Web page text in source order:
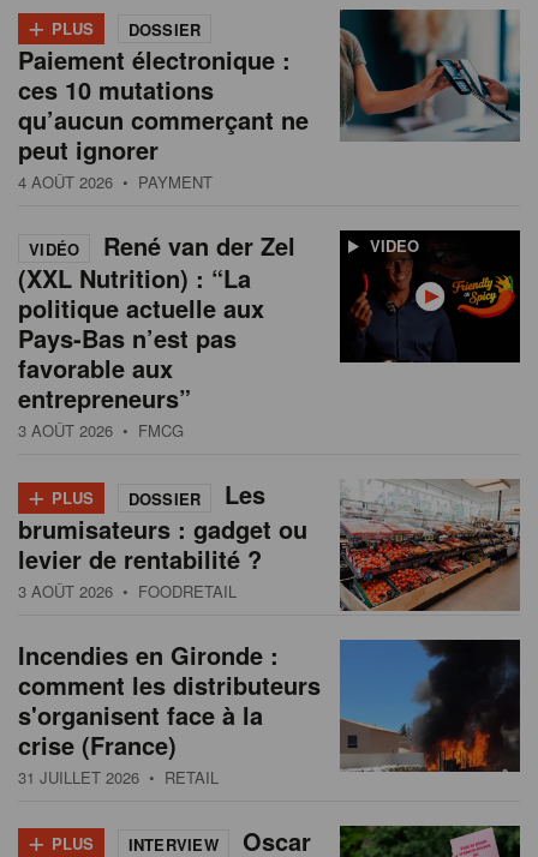
+ PLUS DOSSIER
Paiement électronique :
ces 10 mutations
qu’aucun commerçant ne
peut ignorer
4 AOÛT 2026 • PAYMENT
VIDEO
VIDÉO
René van der Zel
(XXL Nutrition) : “La
politique actuelle aux
Pays-Bas n’est pas
favorable aux
entrepreneurs”
3 AOÛT 2026 • FMCG
+ PLUS DOSSIER
Les
brumisateurs : gadget ou
levier de rentabilité ?
3 AOÛT 2026 • FOODRETAIL
Incendies en Gironde :
comment les distributeurs
s'organisent face à la
crise (France)
31 JUILLET 2026 • RETAIL
+ PLUS INTERVIEW Oscar